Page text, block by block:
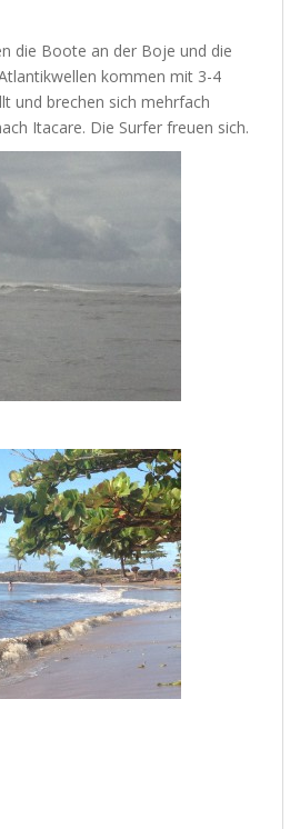
die Boote an der Boje und die
kommen mit 3-4
und brechen sich mehrfach
Itacare. Die Surfer freuen sich.